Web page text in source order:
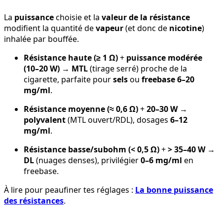
La puissancechoisie et la valeur de la résistance
modifient la quantité devapeur(et donc de nicotine)
inhalée par bouffée.
Résistance haute (≥ 1 Ω)+ puissance modérée
(10–20 W) → MTL(tirage serré) proche de la
cigarette, parfaite pourselsou freebase 6–20
mg/ml.
Résistance moyenne (≈ 0,6 Ω)+20–30 W→
polyvalent(MTL ouvert/RDL), dosages 6–12
mg/ml.
Résistance basse/subohm (< 0,5 Ω)+> 35–40 W→
DL(nuages denses), privilégier0–6 mg/ml en
freebase.
À lire pour peaufiner tes réglages : La bonne puissance
des résistances.